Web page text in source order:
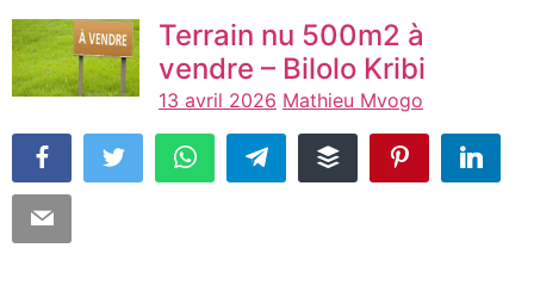
Terrain nu 500m2 à
vendre – Bilolo Kribi
13 avril 2026 Mathieu Mvogo